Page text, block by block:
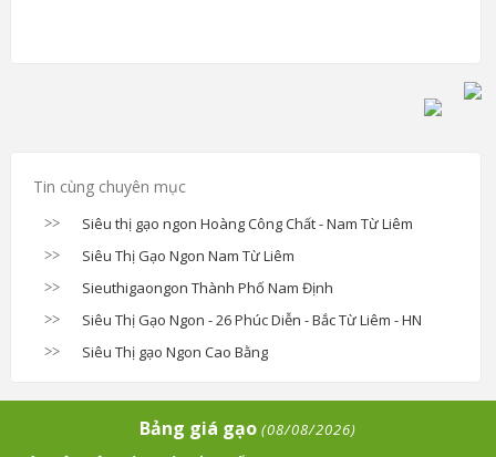
Tin cùng chuyên mục
Siêu thị gạo ngon Hoàng Công Chất - Nam Từ Liêm
Siêu Thị Gạo Ngon Nam Từ Liêm
Sieuthigaongon Thành Phố Nam Định
Siêu Thị Gạo Ngon - 26 Phúc Diễn - Bắc Từ Liêm - HN
Siêu Thị gạo Ngon Cao Bằng
Bảng giá gạo (08/08/2026)